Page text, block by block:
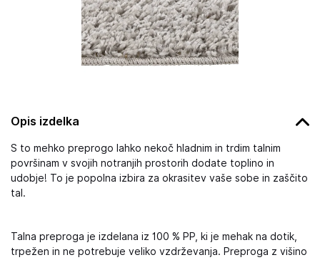
Opis izdelka
S to mehko preprogo lahko nekoč hladnim in trdim talnim
površinam v svojih notranjih prostorih dodate toplino in
udobje! To je popolna izbira za okrasitev vaše sobe in zaščito
tal.
Talna preproga je izdelana iz 100 % PP, ki je mehak na dotik,
trpežen in ne potrebuje veliko vzdrževanja. Preproga z višino